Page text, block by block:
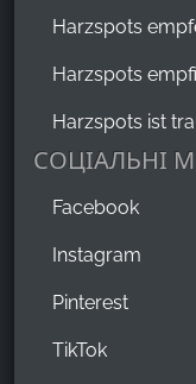
Sehr süßer
gesteckt hat.
Harzspots
Harzspots
Harzspots ist
СОЦІАЛЬНІ
Facebook
Instagram
Pinterest
TikTok